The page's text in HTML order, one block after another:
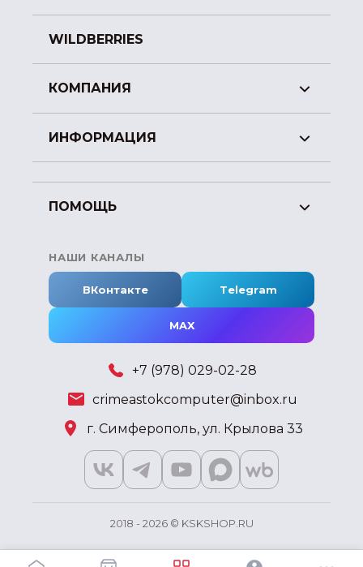
WILDBERRIES
КОМПАНИЯ
ИНФОРМАЦИЯ
ПОМОЩЬ
НАШИ КАНАЛЫ
ВКонтакте Telegram
MAX
+7 (978) 029-02-28
crimeastokcomputer@inbox.ru
г. Симферополь, ул. Крылова 33
2018 - 2026 © KSKSHOP.RU